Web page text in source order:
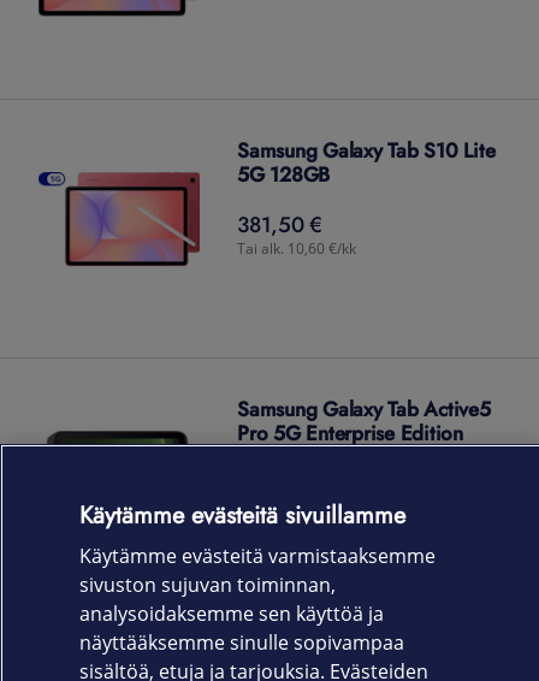
Samsung Galaxy Tab S10 Lite
5G 128GB
381,50 €
381,50€
Tai alk. 10,60 €/kk
Samsung Galaxy Tab Active5
Pro 5G Enterprise Edition
Tai alk. 20,33 €/kk
Käytämme evästeitä sivuillamme
Käytämme evästeitä varmistaaksemme
sivuston sujuvan toiminnan,
analysoidaksemme sen käyttöä ja
näyttääksemme sinulle sopivampaa
sisältöä, etuja ja tarjouksia. Evästeiden